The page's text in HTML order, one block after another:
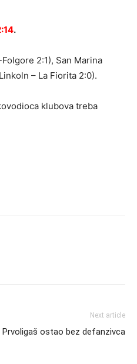
.
2:1), San Marina
– La Fiorita 2:0).
klubova treba
Next article
Prvoligaš ostao bez defanzivca